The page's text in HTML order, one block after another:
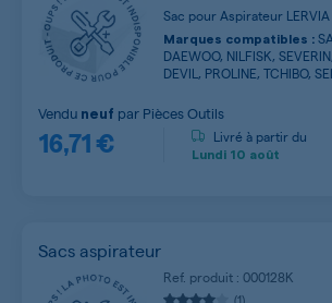
Sac pour Aspirateur LERVIA
Marques compatibles :
DAEWOO, NILFISK,
DEVIL, PROLINE, TCHIBO,
16,71 €
Vendu neuf par Pièces Outils
Livré à partir du
Lundi 10 août
Sacs aspirateur
Ref. produit : 000128K